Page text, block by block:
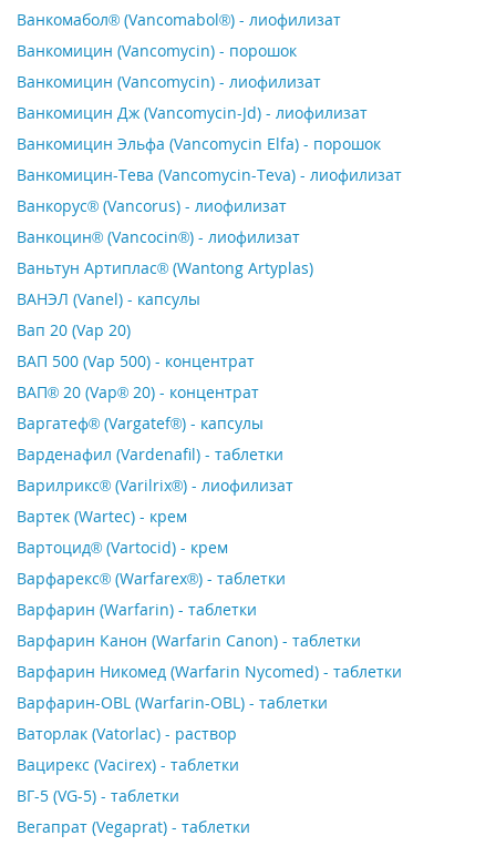
Ванкомабол® (Vancomabol®) - лиофилизат
Ванкомицин (Vancomycin) - порошок
Ванкомицин (Vancomycin) - лиофилизат
Ванкомицин Дж (Vancomycin-Jd) - лиофилизат
Ванкомицин Эльфа (Vancomycin Elfa) - порошок
Ванкомицин-Тева (Vancomycin-Teva) - лиофилизат
Ванкорус® (Vancorus) - лиофилизат
Ванкоцин® (Vancocin®) - лиофилизат
Ваньтун Артиплас® (Wantong Artyplas)
ВАНЭЛ (Vanel) - капсулы
Вап 20 (Vap 20)
ВАП 500 (Vap 500) - концентрат
ВАП® 20 (Vap® 20) - концентрат
Варгатеф® (Vargatef®) - капсулы
Варденафил (Vardenafil) - таблетки
Варилрикс® (Varilrix®) - лиофилизат
Вартек (Wartec) - крем
Вартоцид® (Vartocid) - крем
Варфарекс® (Warfarex®) - таблетки
Варфарин (Warfarin) - таблетки
Варфарин Канон (Warfarin Canon) - таблетки
Варфарин Никомед (Warfarin Nycomed) - таблетки
Варфарин-OBL (Warfarin-OBL) - таблетки
Ваторлак (Vatorlac) - раствор
Вацирекс (Vacirex) - таблетки
ВГ-5 (VG-5) - таблетки
Вегапрат (Vegaprat) - таблетки